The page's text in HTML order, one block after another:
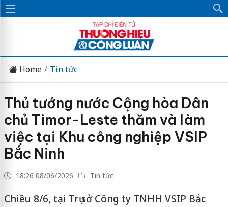
Home Tin tức
Thủ tướng nước Cộng hòa Dân
chủ Timor-Leste thăm và làm
việc tại Khu công nghiệp VSIP
Bắc Ninh
18:26 08/06/2026 Tin tức
Chiều 8/6, tại Trụ sở Công ty TNHH VSIP Bắc